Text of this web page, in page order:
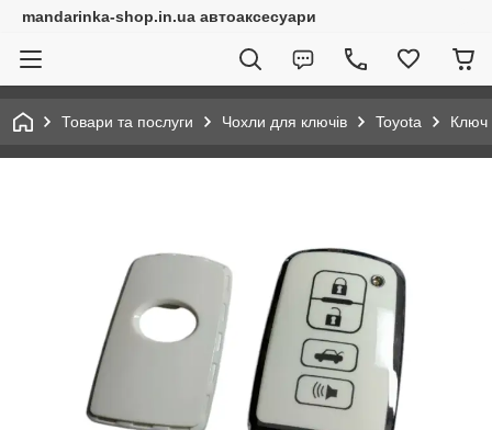
mandarinka-shop.in.ua автоаксесуари
Товари та послуги Чохли для ключів Toyota Ключ